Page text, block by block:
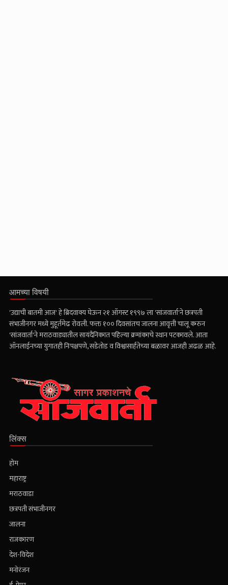
आमच्या विषयी
'उद्याची बातमी आज' हे ब्रिदवाक्य घेऊन २१ ऑगस्ट १९९७ ला 'सांजवार्ता'ने छत्रपती
संभाजीनगर मध्ये मुहूर्तमेढ रोवली. फक्त १०० दिवसांतच जालना आवृत्ती चालू करुन
'सांजवार्ता'ने मराठवाड्यातील सायंदैनिकात पहिल्या क्रमांकाचे स्थान पटकावले. आता
ऑनलाईनच्या युगातही निःपक्षपणे, सडेतोड व विश्वासार्हतेच्या बळावर आजही अढळ आहे.
लिंक्स
होम
महाराष्ट्र
मराठवाडा
छत्रपती संभाजीनगर
जालना
राजकारण
देश-विदेश
मनोरंजन